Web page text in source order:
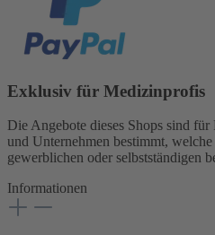
Exklusiv für Medizinprofis
Die Angebote dieses Shops sind
und Unternehmen bestimmt,
gewerblichen oder selbstständigen
Informationen